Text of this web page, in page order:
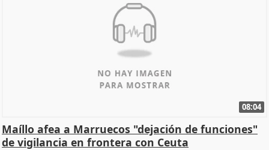
08:04
Maíllo afea a Marruecos "dejación de funciones"
de vigilancia en frontera con Ceuta